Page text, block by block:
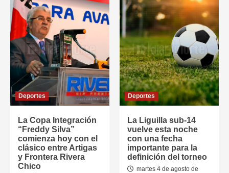
Deportes
La Copa Integración
“Freddy Silva”
comienza hoy con el
clásico entre Artigas
y Frontera Rivera
Chico
Deportes
La Liguilla sub-14
vuelve esta noche
con una fecha
importante para la
definición del torneo
martes 4 de agosto de